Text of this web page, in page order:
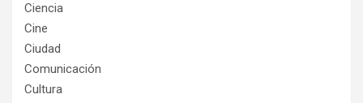
Ciencia
Cine
Ciudad
Comunicación
Cultura